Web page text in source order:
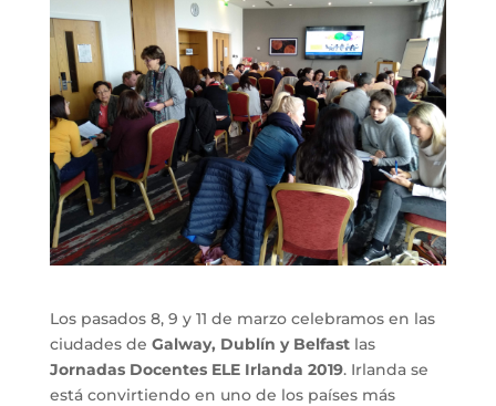
Los pasados 8, 9 y 11 de marzo celebramos en las
ciudades de Galway, Dublín y Belfastlas
Jornadas Docentes ELE Irlanda 2019. Irlanda se
está convirtiendo en uno de los países más